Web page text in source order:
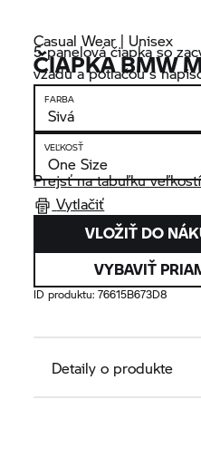
Casual Wear | Unisex
ČIAPKA BMW
5-panelová čiapka so
vzadu a potlačou s
FARBA
VEĽKOSŤ
Prejsť na tabuľku veľkostí
Vytlačiť
VLOŽIŤ DO
VYBAVIŤ
ID produktu:76615B673D8
Detaily o produkte